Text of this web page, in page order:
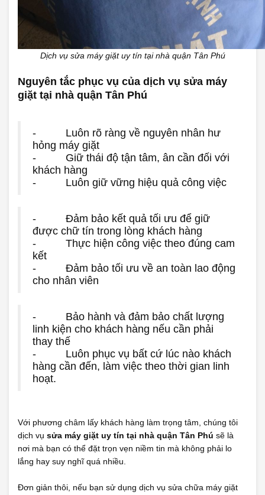
Dịch vụ sửa máy giặt uy tín tại nhà quận Tân Phú
Nguyên tắc phục vụ của dịch vụ sửa máy
giặt tại nhà quận Tân Phú
- Luôn rõ ràng về nguyên nhân hư
hỏng máy giặt
- Giữ thái độ tận tâm, ân cần đối với
khách hàng
- Luôn giữ vững hiệu quả công việc
- Đảm bảo kết quả tối ưu để giữ
được chữ tín trong lòng khách hàng
- Thực hiện công việc theo đúng cam
kết
- Đảm bảo tối ưu về an toàn lao động
cho nhân viên
- Bảo hành và đảm bảo chất lượng
linh kiện cho khách hàng nếu cần phải
thay thế
- Luôn phục vụ bất cứ lúc nào khách
hàng cần đến, làm việc theo thời gian linh
hoạt.
Với phương châm lấy khách hàng làm trọng tâm, chúng tôi
dịch vụ sửa máy giặt uy tín tại nhà quận Tân Phú sẽ là
nơi mà bạn có thể đặt trọn vẹn niềm tin mà không phải lo
lắng hay suy nghĩ quá nhiều.
Đơn giản thôi, nếu bạn sử dụng dịch vụ sửa chữa máy giặt